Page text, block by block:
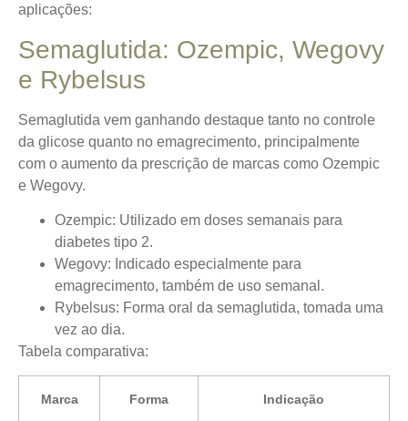
aplicações:
Semaglutida: Ozempic, Wegovy
e Rybelsus
Semaglutida vem ganhando destaque tanto no controle
da glicose quanto no emagrecimento, principalmente
com o aumento da prescrição de marcas como Ozempic
e Wegovy.
Ozempic: Utilizado em doses semanais para
diabetes tipo 2.
Wegovy: Indicado especialmente para
emagrecimento, também de uso semanal.
Rybelsus: Forma oral da semaglutida, tomada uma
vez ao dia.
Tabela comparativa:
Marca Forma Indicação